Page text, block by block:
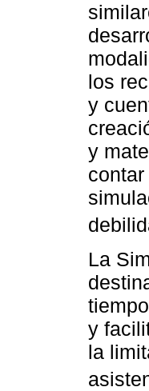
los
y
y
La
y
la